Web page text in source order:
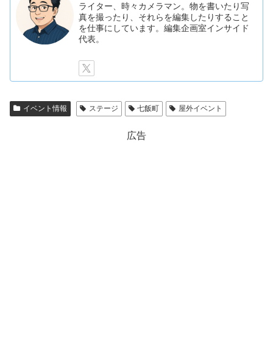
ライター、時々カメラマン。物を書いたり写
真を撮ったり、それらを編集したりすること
を仕事にしています。編集企画室インサイド
代表。
イベント情報 ステージ 七飯町 屋外イベント
広告